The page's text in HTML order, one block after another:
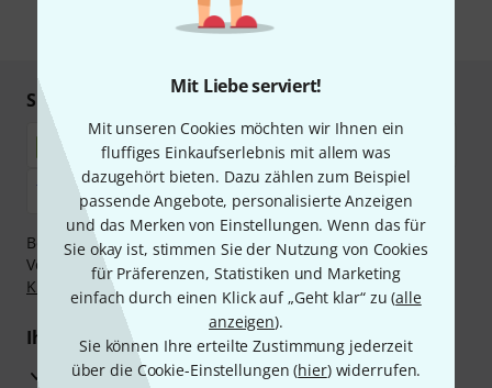
Mit Liebe serviert!
Mit unseren Cookies möchten wir Ihnen ein
fluffiges Einkaufserlebnis mit allem was
dazugehört bieten. Dazu zählen zum Beispiel
passende Angebote, personalisierte Anzeigen
und das Merken von Einstellungen. Wenn das für
Sie okay ist, stimmen Sie der Nutzung von Cookies
für Präferenzen, Statistiken und Marketing
einfach durch einen Klick auf „Geht klar“ zu (alle
anzeigen).
Sie können Ihre erteilte Zustimmung jederzeit
über die Cookie-Einstellungen (hier) widerrufen.
* Pflichtfeld
Sicher einkaufen & bezahlen
Bezahlen Sie vertraulich und sicher per Nachnahme,
Vorkasse, PayPal, Amazon Pay, Klarna Sofort bezahlen
Klarna Ratenzahlungoder Kreditkarte.
Ihre Vorteile
3 Jahre Thomann Garantie